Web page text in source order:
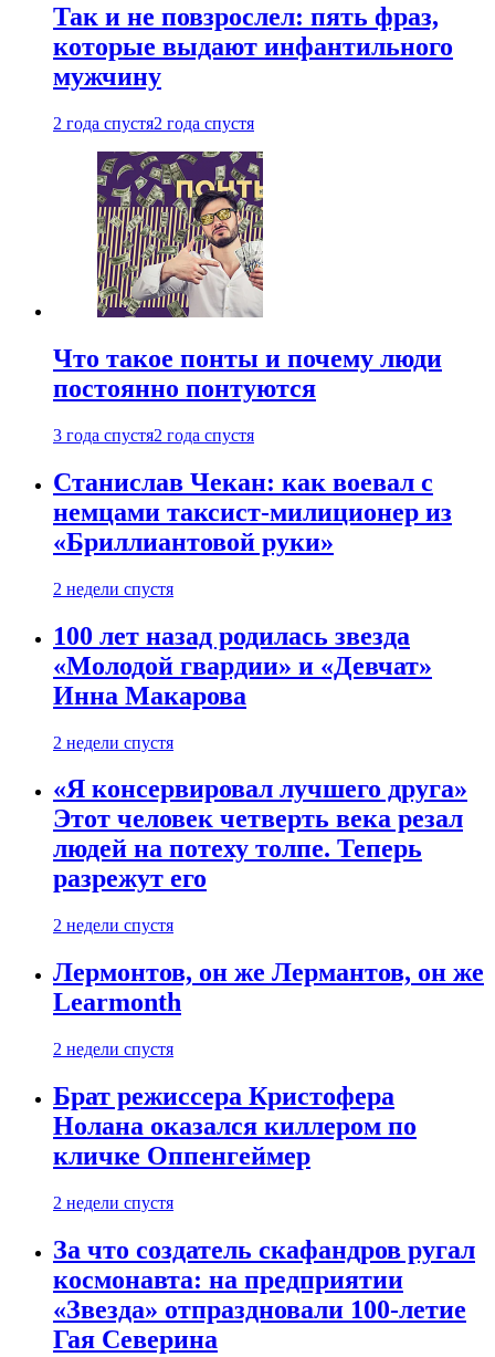
Так и не повзрослел: пять фраз,
которые выдают инфантильного
мужчину
2 года спустя2 года спустя
Что такое понты и почему люди
постоянно понтуются
3 года спустя2 года спустя
Станислав Чекан: как воевал с
немцами таксист-милиционер из
«Бриллиантовой руки»
2 недели спустя
100 лет назад родилась звезда
«Молодой гвардии» и «Девчат»
Инна Макарова
2 недели спустя
«Я консервировал лучшего друга»
Этот человек четверть века резал
людей на потеху толпе. Теперь
разрежут его
2 недели спустя
Лермонтов, он же Лермантов, он же
Learmonth
2 недели спустя
Брат режиссера Кристофера
Нолана оказался киллером по
кличке Оппенгеймер
2 недели спустя
За что создатель скафандров ругал
космонавта: на предприятии
«Звезда» отпраздновали 100-летие
Гая Северина